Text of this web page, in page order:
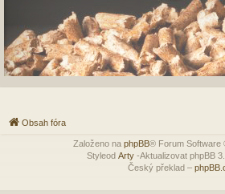
Obsah fóra
Založeno na phpBB® Forum Software
Styleod Arty-Aktualizovat phpBB
Český překlad –